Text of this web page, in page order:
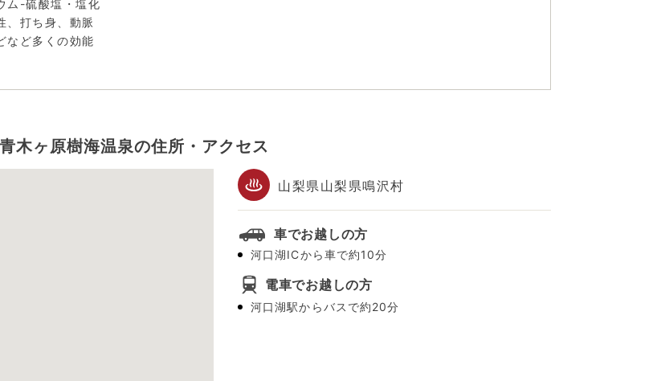
ム-硫酸塩・塩化
、打ち身、動脈
など多くの効能
木ヶ原樹海温泉の住所・アクセス
山梨県山梨県鳴沢村
車でお越しの方
河口湖ICから車で約10分
電車でお越しの方
河口湖駅からバスで約20分